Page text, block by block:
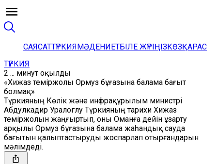
САЯСАТТҮРКИЯМӘДЕНИЕТБІЛЕ ЖҮРІҢІЗКӨЗҚАРАС
ТҮРКИЯ
2 ... минут оқылды
«Хижаз теміржолы Ормуз бұғазына балама бағыт
болмақ»
Түркияның Көлік және инфрақұрылым министрі
Абдулкадир Уралоглу Түркияның тарихи Хижаз
теміржолын жаңғыртып, оны Оманға дейін ұзарту
арқылы Ормуз бұғазына балама жаһандық сауда
бағытын қалыптастыруды жоспарлап отырғандарын
мәлімдеді.